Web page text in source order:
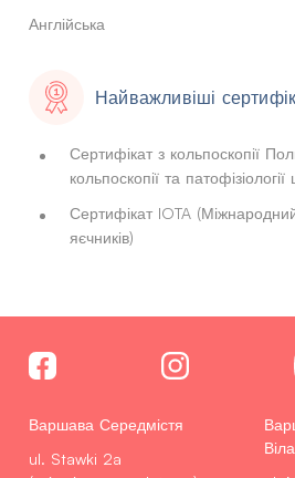
Англійська
Найважливіші
Сертифікат з кольпоскопії
кольпоскопії та
Сертифікат IOTA
яєчників)
Варшава Середмістя
ul. Stawki 2a